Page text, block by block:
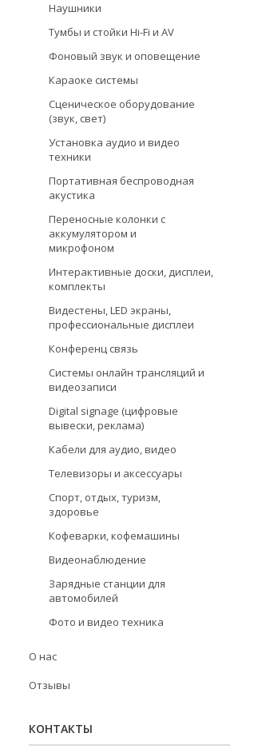
Наушники
Тумбы и стойки Hi-Fi и AV
Фоновый звук и оповещение
Караоке системы
Сценическое оборудование
(звук, свет)
Установка аудио и видео
техники
Портативная беспроводная
акустика
Переносные колонки с
аккумулятором и
микрофоном
Интерактивные доски, дисплеи,
комплекты
Видестены, LED экраны,
профессиональные дисплеи
Конференц связь
Системы онлайн трансляций и
видеозаписи
Digital signage (цифровые
вывески, реклама)
Кабели для аудио, видео
Телевизоры и аксессуары
Спорт, отдых, туризм,
здоровье
Кофеварки, кофемашины
Видеонаблюдение
Зарядные станции для
автомобилей
Фото и видео техника
О нас
Отзывы
КОНТАКТЫ